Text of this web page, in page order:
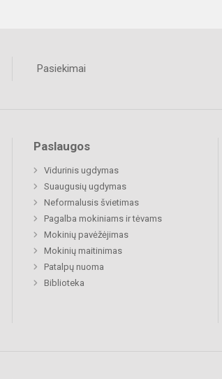
Pasiekimai
Paslaugos
Vidurinis ugdymas
Suaugusių ugdymas
Neformalusis švietimas
Pagalba mokiniams ir tėvams
Mokinių pavėžėjimas
Mokinių maitinimas
Patalpų nuoma
Biblioteka